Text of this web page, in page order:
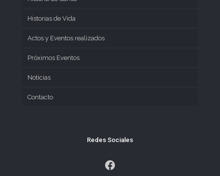
Historias de Vida
Actos y Eventos realizados
Próximos Eventos
Noticias
Contacto
Redes Sociales
Facebook